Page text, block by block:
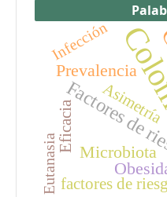
Factores de
Microbiota
Prevalencia
factores de
Eficacia Asimetría
Eutanasia
Infección